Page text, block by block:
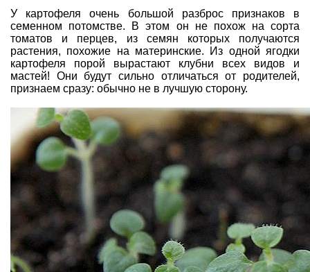
У картофеля очень большой разброс признаков в
семенном потомстве. В этом он не похож на сорта
томатов и перцев, из семян которых получаются
растения, похожие на материнские. Из одной ягодки
картофеля порой вырастают клубни всех видов и
мастей! Они будут сильно отличаться от родителей,
признаем сразу: обычно не в лучшую сторону.